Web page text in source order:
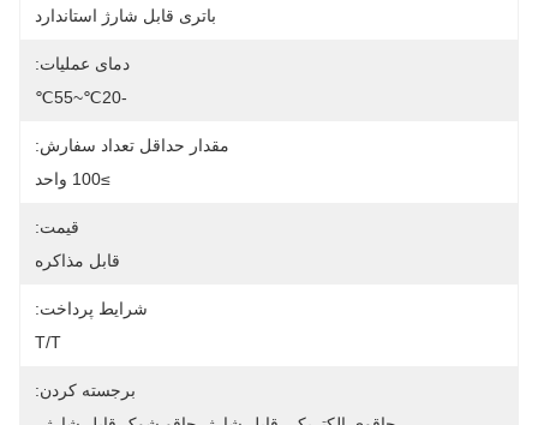
باتری قابل شارژ استاندارد
دمای عملیات:
-20℃~55℃
مقدار حداقل تعداد سفارش:
≥100 واحد
قیمت:
قابل مذاکره
شرایط پرداخت:
T/T
برجسته کردن: